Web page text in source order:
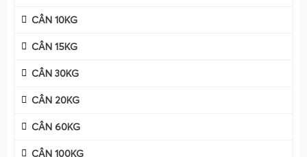
CÂN 10KG
CÂN 15KG
CÂN 30KG
CÂN 20KG
CÂN 60KG
CÂN 100KG